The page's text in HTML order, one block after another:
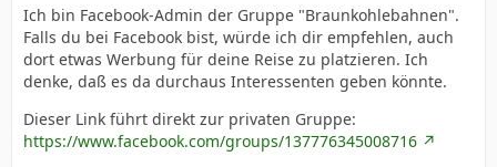
Ich bin Facebook-Admin der Gruppe "Braunkohlebahnen".
Falls du bei Facebook bist, würde ich dir empfehlen, auch
dort etwas Werbung für deine Reise zu platzieren. Ich
denke, daß es da durchaus Interessenten geben könnte.
Dieser Link führt direkt zur privaten Gruppe:
https://www.facebook.com/groups/137776345008716